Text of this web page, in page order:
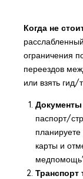
Когда не
ограничения
переездов
или взять гид/
паспорт/
карты и
Транспорт